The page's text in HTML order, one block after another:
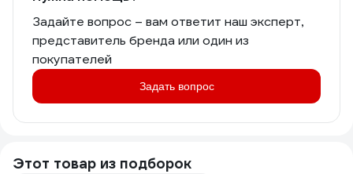
Задайте вопрос – вам ответит наш эксперт,
представитель бренда или один из
покупателей
Задать вопрос
Этот товар из подборок